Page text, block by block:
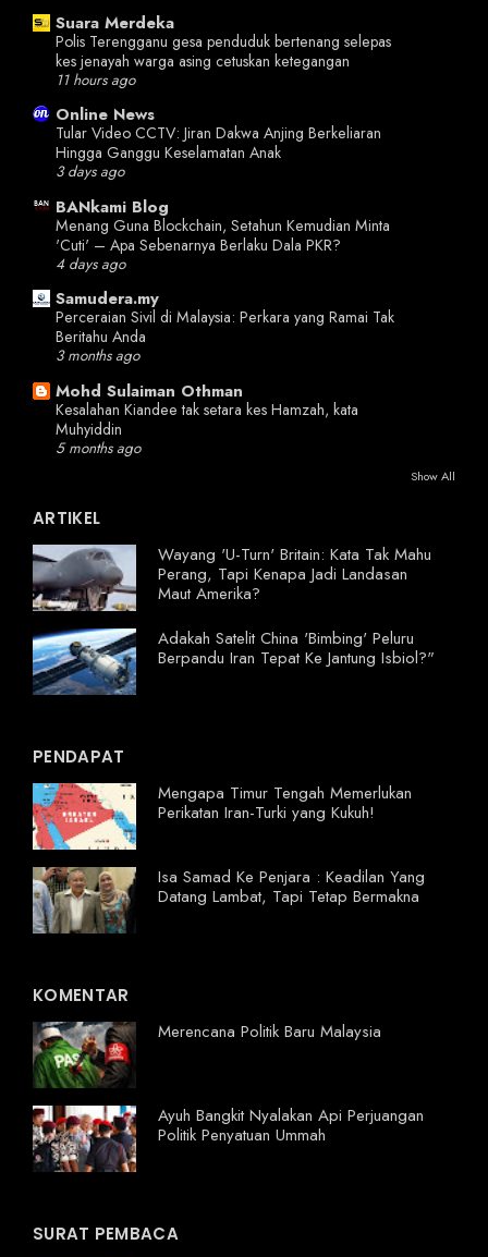
Suara Merdeka
Polis Terengganu gesa penduduk bertenang selepas
kes jenayah warga asing cetuskan ketegangan
11 hours ago
Online News
Tular Video CCTV: Jiran Dakwa Anjing Berkeliaran
Hingga Ganggu Keselamatan Anak
3 days ago
BANkami Blog
Menang Guna Blockchain, Setahun Kemudian Minta
'Cuti' – Apa Sebenarnya Berlaku Dala PKR?
4 days ago
Samudera.my
Perceraian Sivil di Malaysia: Perkara yang Ramai Tak
Beritahu Anda
3 months ago
Mohd Sulaiman Othman
Kesalahan Kiandee tak setara kes Hamzah, kata
Muhyiddin
5 months ago
Show All
ARTIKEL
Wayang 'U-Turn' Britain: Kata Tak Mahu
Perang, Tapi Kenapa Jadi Landasan
Maut Amerika?
Adakah Satelit China 'Bimbing' Peluru
Berpandu Iran Tepat Ke Jantung Isbiol?"
PENDAPAT
Mengapa Timur Tengah Memerlukan
Perikatan Iran-Turki yang Kukuh!
Isa Samad Ke Penjara : Keadilan Yang
Datang Lambat, Tapi Tetap Bermakna
KOMENTAR
Merencana Politik Baru Malaysia
Ayuh Bangkit Nyalakan Api Perjuangan
Politik Penyatuan Ummah
SURAT PEMBACA